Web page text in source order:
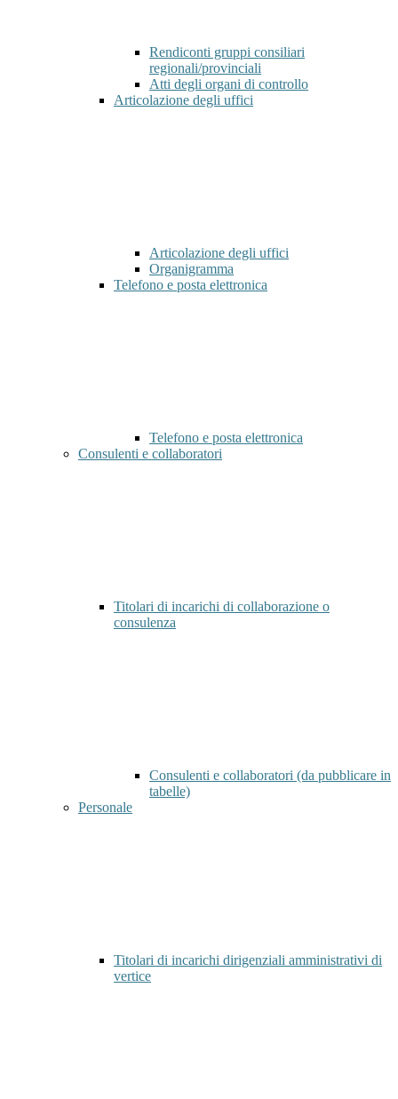
Rendiconti gruppi consiliari
regionali/provinciali
Atti degli organi di controllo
Articolazione degli uffici
Articolazione degli uffici
Organigramma
Telefono e posta elettronica
Telefono e posta elettronica
Consulenti e collaboratori
Titolari di incarichi di collaborazione o
consulenza
Consulenti e collaboratori (da pubblicare in
tabelle)
Personale
Titolari di incarichi dirigenziali amministrativi di
vertice